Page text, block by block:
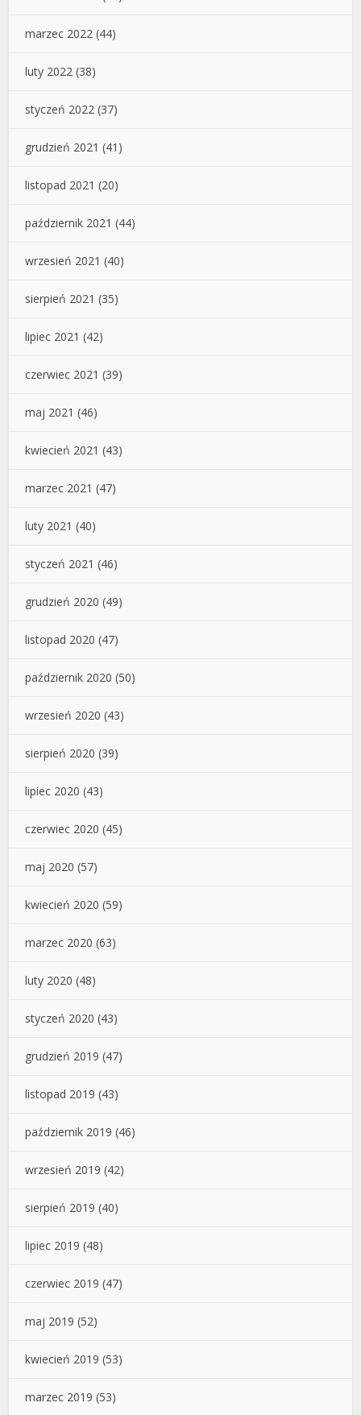
marzec 2022 (44)
luty 2022 (38)
styczeń 2022 (37)
grudzień 2021 (41)
listopad 2021 (20)
październik 2021 (44)
wrzesień 2021 (40)
sierpień 2021 (35)
lipiec 2021 (42)
czerwiec 2021 (39)
maj 2021 (46)
kwiecień 2021 (43)
marzec 2021 (47)
luty 2021 (40)
styczeń 2021 (46)
grudzień 2020 (49)
listopad 2020 (47)
październik 2020 (50)
wrzesień 2020 (43)
sierpień 2020 (39)
lipiec 2020 (43)
czerwiec 2020 (45)
maj 2020 (57)
kwiecień 2020 (59)
marzec 2020 (63)
luty 2020 (48)
styczeń 2020 (43)
grudzień 2019 (47)
listopad 2019 (43)
październik 2019 (46)
wrzesień 2019 (42)
sierpień 2019 (40)
lipiec 2019 (48)
czerwiec 2019 (47)
maj 2019 (52)
kwiecień 2019 (53)
marzec 2019 (53)